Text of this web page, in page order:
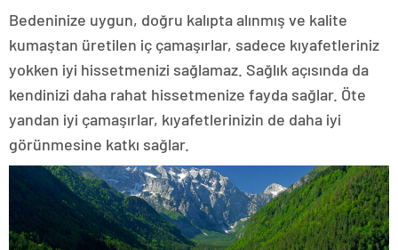
Bedeninize uygun, doğru kalıpta alınmış ve kalite
kumaştan üretilen iç çamaşırlar, sadece kıyafetleriniz
yokken iyi hissetmenizi sağlamaz. Sağlık açısında da
kendinizi daha rahat hissetmenize fayda sağlar. Öte
yandan iyi çamaşırlar, kıyafetlerinizin de daha iyi
görünmesine katkı sağlar.